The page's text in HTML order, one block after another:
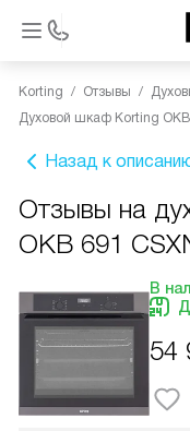
Korting Отзывы
Духовой шкаф Korting OKB
Назад к
Отзывы на
OKB 691
В
54